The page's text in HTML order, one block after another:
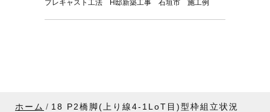
プレキャスト工法 H邸新築工事 石垣市 施工例
ホーム 18 P2橋脚(上り線4-1LoT目)型枠組立状況